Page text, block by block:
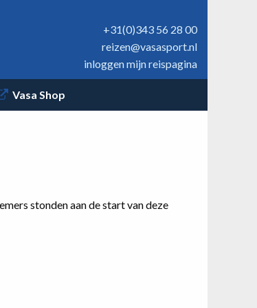
+31(0)343 56 28 00
reizen@vasasport.nl
inloggen mijn reispagina
Vasa Shop
stonden aan de start van deze